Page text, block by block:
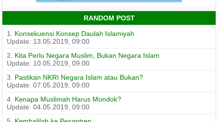
RANDOM POST
1. Konsekuensi Konsep Daulah Islamiyah
Update: 13.05.2019, 09:00
2. Kita Perlu Negara Muslim, Bukan Negara Islam
Update: 10.05.2019, 09:00
3. Pastikan NKRI Negara Islam atau Bukan?
Update: 07.05.2019, 09:00
4. Kenapa Muslimah Harus Mondok?
Update: 04.05.2019, 09:00